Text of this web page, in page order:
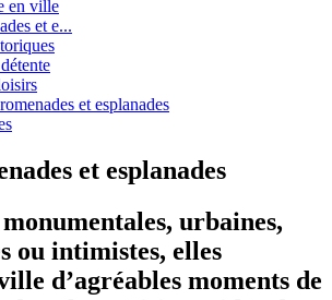
en ville
et e...
et esplanades
et esplanades
urbaines,
ou intimistes, elles
d’agréables moments de